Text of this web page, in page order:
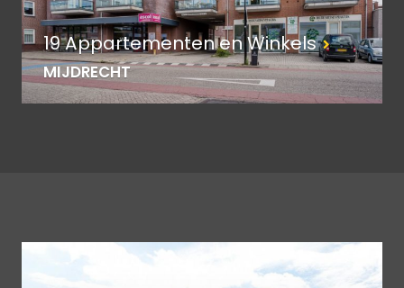
19 Appartementen en Winkels
MIJDRECHT